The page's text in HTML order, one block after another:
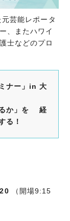
芸能レポータ
、またハワイ
士などのプロ
ナー」in 大
るか」を 経
る！
（開場9:15